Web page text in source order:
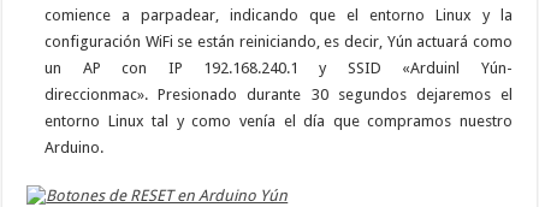
comience a parpadear, indicando que el entorno Linux y la
configuración WiFi se están reiniciando, es decir, Yún actuará como
un AP con IP 192.168.240.1 y SSID «Arduinl Yún-
direccionmac».Presionado durante 30 segundos dejaremos el
entorno Linux tal y como venía el día que compramos nuestro
Arduino.